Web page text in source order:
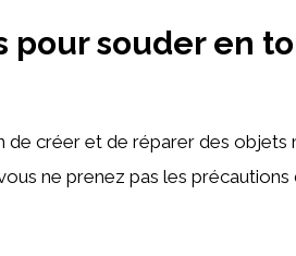
pour souder en
créer et de réparer des objets
ne prenez pas les précautions